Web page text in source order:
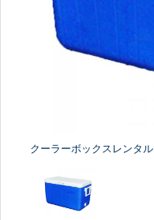
クーラーボックスレンタル